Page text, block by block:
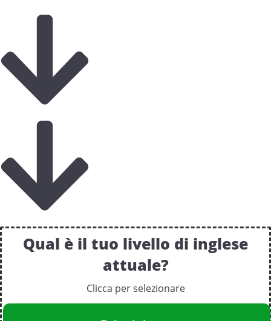
Qual è il tuo livello di inglese
attuale?
Clicca per selezionare